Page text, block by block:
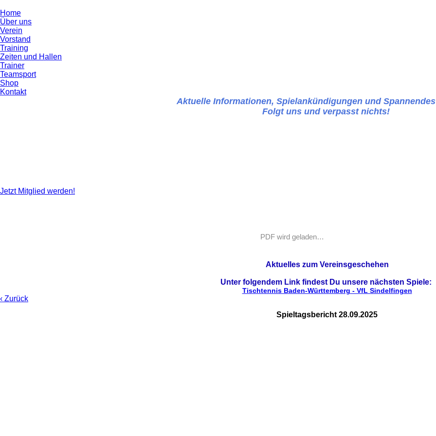
Home
Über uns
Verein
Vorstand
Training
Zeiten und Hallen
Trainer
Teamsport
Shop
Kontakt
Aktuelle Informationen, Spielankündigungen und
Folgt uns und verpasst nichts!
Jetzt Mitglied werden!
PDF wird geladen…
Aktuelles zum Vereinsgeschehen
Unter folgendem Link findest Du unsere nächsten Spiele:
Tischtennis Baden-Württemberg - VfL Sindelfingen
‹ Zurück
Spieltagsbericht 28.09.2025